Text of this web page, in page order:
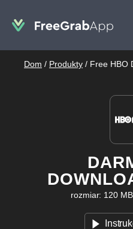
Dom / Produkty / Free HBO
rozmiar: 120